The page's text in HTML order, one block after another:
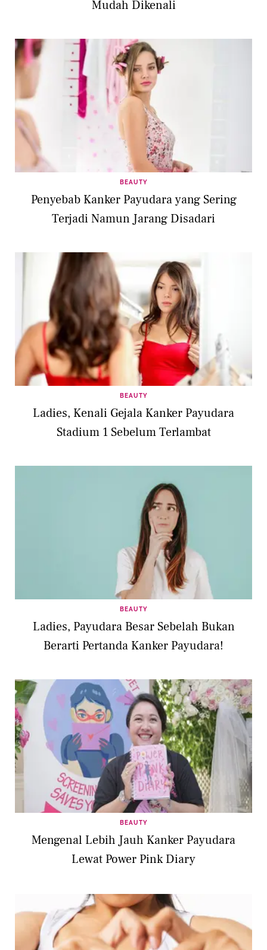
Mudah Dikenali
BEAUTY
Penyebab Kanker Payudara yang Sering
Terjadi Namun Jarang Disadari
BEAUTY
Ladies, Kenali Gejala Kanker Payudara
Stadium 1 Sebelum Terlambat
BEAUTY
Ladies, Payudara Besar Sebelah Bukan
Berarti Pertanda Kanker Payudara!
BEAUTY
Mengenal Lebih Jauh Kanker Payudara
Lewat Power Pink Diary